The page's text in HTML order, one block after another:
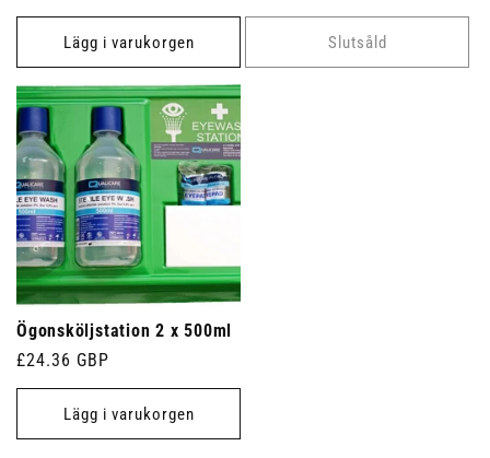
Lägg i varukorgen
pris
Slutsåld
Ögonsköljstation 2 x 500ml
Ordinarie
pris
£24.36 GBP
Lägg i varukorgen